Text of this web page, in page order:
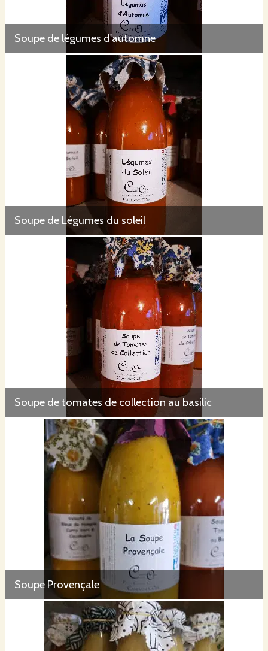
Soupe de légumes d'automne
Soupe de Légumes du soleil
Soupe de tomates de collection au basilic
Soupe Provençale